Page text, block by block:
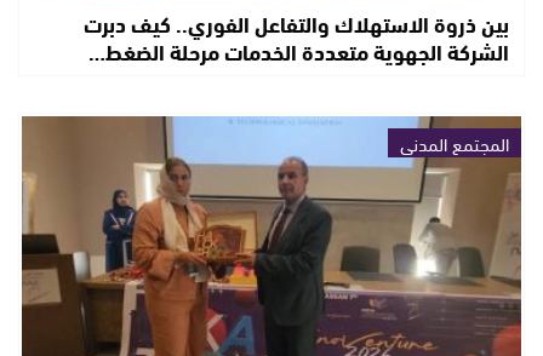
بين ذروة الاستهلاك والتفاعل الفوري.. كيف دبرت
الشركة الجهوية متعددة الخدمات مرحلة الضغط…
المجتمع المدني